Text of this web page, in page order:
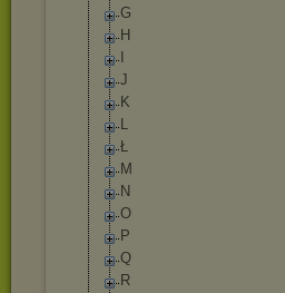
G
H
J
K
L
Ł
M
N
O
P
Q
R